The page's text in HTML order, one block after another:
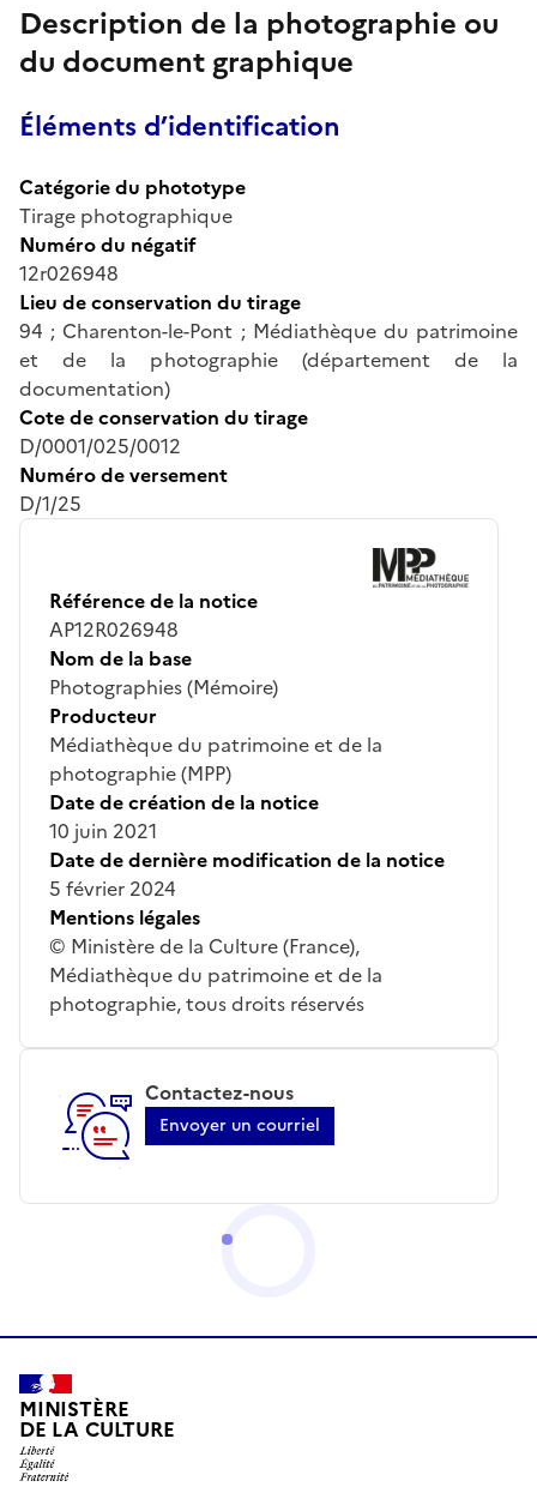
Description de la photographie ou
du document graphique
Éléments d’identification
Catégorie du phototype
Tirage photographique
Numéro du négatif
12r026948
Lieu de conservation du tirage
94 ; Charenton-le-Pont ; Médiathèque du patrimoine
et de la photographie (département de la
documentation)
Cote de conservation du tirage
D/0001/025/0012
Numéro de versement
D/1/25
Référence de la notice
AP12R026948
Nom de la base
Photographies (Mémoire)
Producteur
Médiathèque du patrimoine et de la
photographie (MPP)
Date de création de la notice
10 juin 2021
Date de dernière modification de la notice
5 février 2024
Mentions légales
© Ministère de la Culture (France),
Médiathèque du patrimoine et de la
photographie, tous droits réservés
Contactez-nous
Envoyer un courriel
MINISTÈRE
DE LA CULTURE